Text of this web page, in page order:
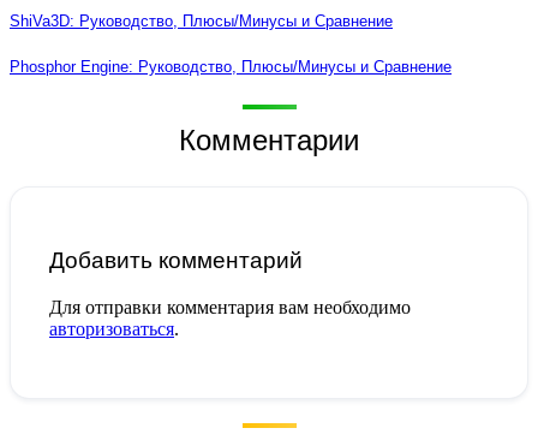
ShiVa3D: Руководство, Плюсы/Минусы и Сравнение
Phosphor Engine: Руководство, Плюсы/Минусы и Сравнение
Комментарии
Добавить комментарий
Для отправки комментария вам необходимо
авторизоваться.